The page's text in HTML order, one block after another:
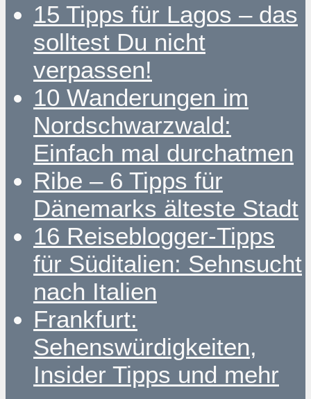
15 Tipps für Lagos – das
solltest Du nicht
verpassen!
10 Wanderungen im
Nordschwarzwald:
Einfach mal durchatmen
Ribe – 6 Tipps für
Dänemarks älteste Stadt
16 Reiseblogger-Tipps
für Süditalien: Sehnsucht
nach Italien
Frankfurt:
Sehenswürdigkeiten,
Insider Tipps und mehr